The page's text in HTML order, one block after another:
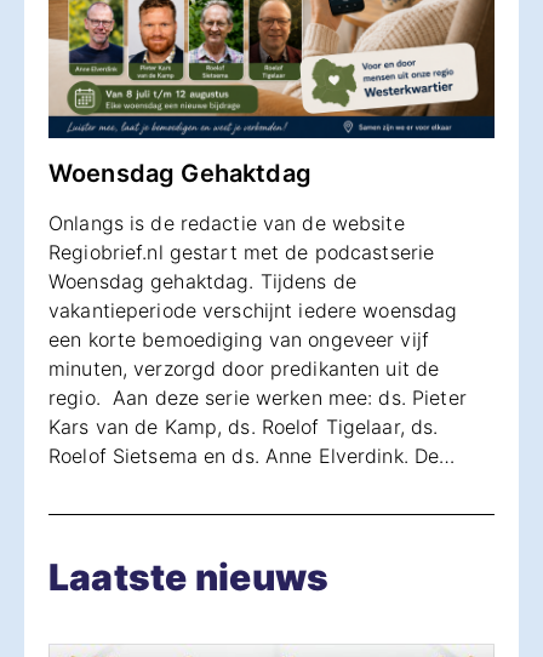
Woensdag Gehaktdag
Onlangs is de redactie van de website
Regiobrief.nl gestart met de podcastserie
Woensdag gehaktdag. Tijdens de
vakantieperiode verschijnt iedere woensdag
een korte bemoediging van ongeveer vijf
minuten, verzorgd door predikanten uit de
regio. Aan deze serie werken mee: ds. Pieter
Kars van de Kamp, ds. Roelof Tigelaar, ds.
Roelof Sietsema en ds. Anne Elverdink. De…
Laatste nieuws